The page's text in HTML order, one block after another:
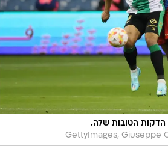
הטובות שלה.
GettyImages, Giuseppe